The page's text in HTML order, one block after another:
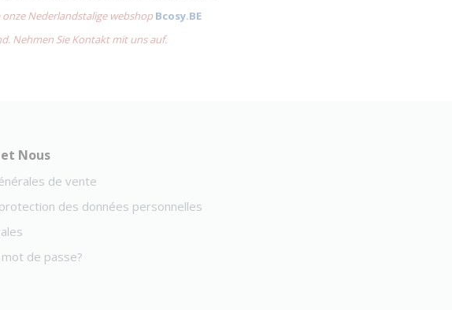
Nederlandstalige webshopBcosy.BE
Nehmen Sie Kontakt mit uns auf.
Nous
de vente
des données personnelles
de passe?